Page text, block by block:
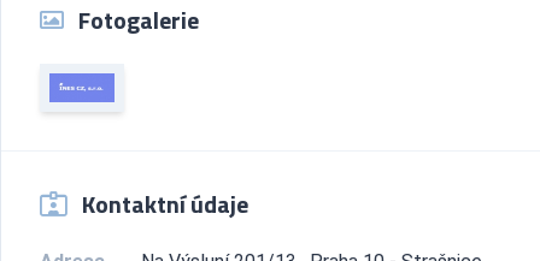
Fotogalerie
Kontaktní údaje